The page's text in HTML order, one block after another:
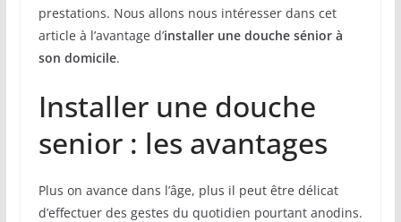
prestations. Nous allons nous intéresser dans cet
article à l’avantage d’installer une douche sénior à
son domicile.
Installer une douche
senior : les avantages
Plus on avance dans l’âge, plus il peut être délicat
d’effectuer des gestes du quotidien pourtant anodins.